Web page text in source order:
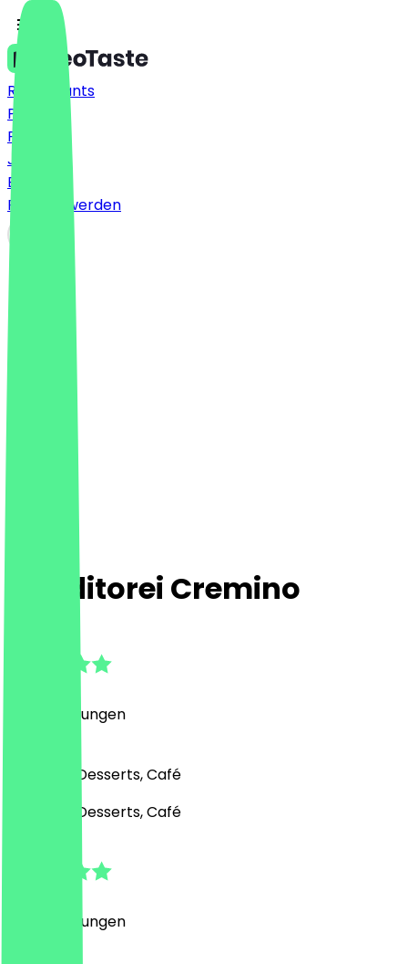
Restaurants
Preise
FAQ
Jobs
Blog
Partner werden
Konditorei Cremino
Bewertungen
Bäckerei, Desserts, Café
Bäckerei, Desserts, Café
Bewertungen